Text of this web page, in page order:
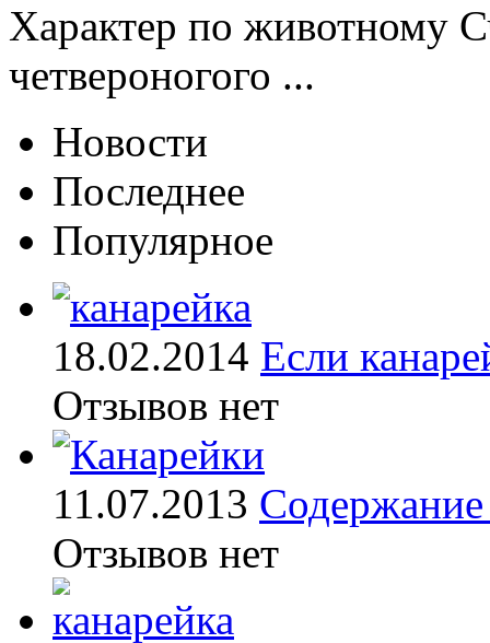
Характер по животному
четвероногого ...
Новости
Последнее
Популярное
18.02.2014 Если
Отзывов нет
11.07.2013 Содержание
Отзывов нет